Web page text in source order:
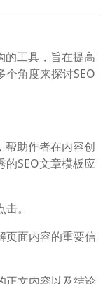
的工具，旨在提高
角度来探讨SEO
帮助作者在内容创
SEO文章模板应
。
页面内容的重要信